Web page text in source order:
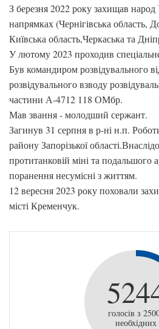
З березня 2022 року захищав народ
напрямках (Чернігівська область,
Київська область,Черкаська та
У лютому 2023 проходив
Був командиром розвідувального
розвідувального взводу
частини А-4712 118 ОМбр.
Мав звання - молодший сержант.
Загинув 31 серпня в р-ні н.п.
району Запорізької
протитанковій міні та подальшого
поранення несумісні з життям.
12 вересня 2023 року поховали
місті Кременчук.
голосів з
необхідних